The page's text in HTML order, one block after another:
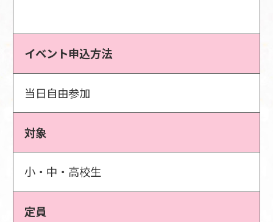
イベント申込方法
当日自由参加
対象
小・中・高校生
定員